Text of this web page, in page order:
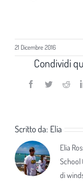
21 Dicembre 2016
Condividi
Facebook
Twitter
Scritto da: Elia
Elia
School
di